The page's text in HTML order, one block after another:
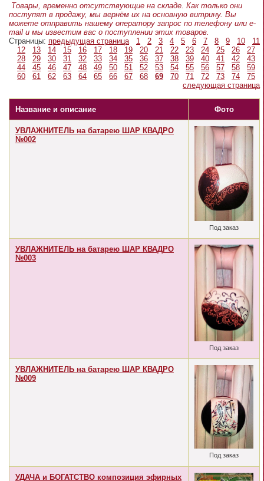
Товары, временно отсутствующие на складе. Как только они
поступят в продажу, мы вернём их на основную витрину. Вы
можете отправить нашему оператору запрос по телефону или e-
mail и мы известим вас о поступлении этих товаров.
Страницы: предыдущая страница 1 2 3 4 5 6 7 8 9 10
11
12
13 14 15 16 17 18 19 20 21 22 23 24 25 26
27
28
29 30 31 32 33 34 35 36 37 38 39 40 41 42
43
44
45 46 47 48 49 50 51 52 53 54 55 56 57 58
59
60
61 62 63 64 65 66 67 68 69 70 71 72 73 74
75
следующая страница
Название и описание Фото
УВЛАЖНИТЕЛЬ на батарею ШАР КВАДРО
№002
Под заказ
УВЛАЖНИТЕЛЬ на батарею ШАР КВАДРО
№003
Под заказ
УВЛАЖНИТЕЛЬ на батарею ШАР КВАДРО
№009
Под заказ
УДАЧА и БОГАТСТВО композиция эфирных